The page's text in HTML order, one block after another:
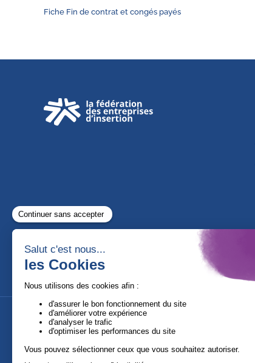
Fiche Fin de contrat et congés payés
Suivez-nous !